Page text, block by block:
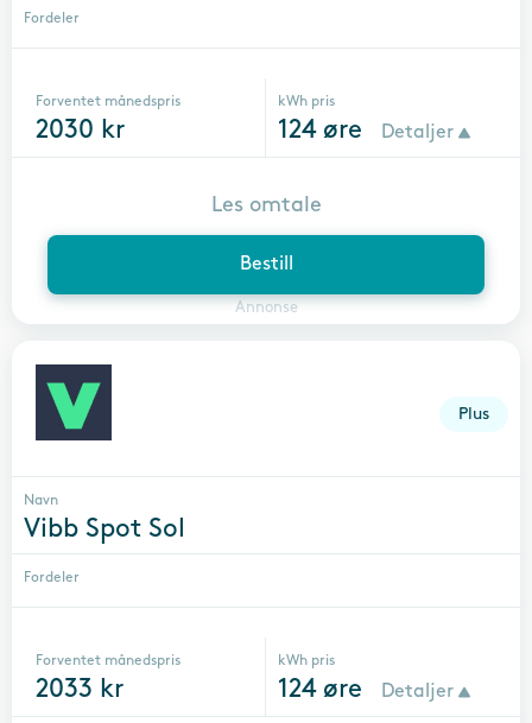
Fordeler
Forventet månedspris
2030 kr
kWh pris
124øre Detaljer
Bestill
Annonse
Les omtale
Plus
Navn
Vibb Spot Sol
Fordeler
Forventet månedspris
2033 kr
kWh pris
124øre Detaljer